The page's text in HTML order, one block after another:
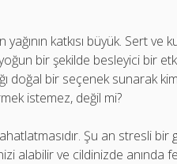
katkısı büyük. Sert ve
bir şekilde besleyici bir etki
doğal bir seçenek sunarak
istemez, değil mi?
Şu an stresli
alabilir ve cildinizde anında